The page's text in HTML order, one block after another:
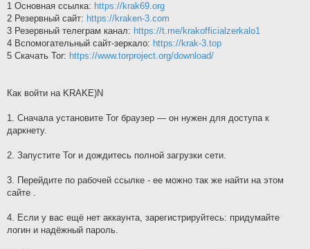
1 Основная ссылка: https://krak69.org
2 Резервный сайт: https://kraken-3.com
3 Резервный телеграм канал: https://t.me/krakofficialzerkalo1
4 Вспомогательный сайт-зеркало: https://krak-3.top
5 Скачать Tor: https://www.torproject.org/download/
Как войти на KRAKE)N
1. Сначала установите Tor браузер — он нужен для доступа к
даркнету.
2. Запустите Tor и дождитесь полной загрузки сети.
3. Перейдите по рабочей ссылке - ее можно так же найти на этом
сайте .
4. Если у вас ещё нет аккаунта, зарегистрируйтесь: придумайте
логин и надёжный пароль.